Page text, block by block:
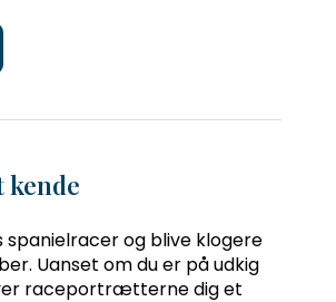
og blive klogere
Uanset om du er på udkig
raceportrætterne dig et